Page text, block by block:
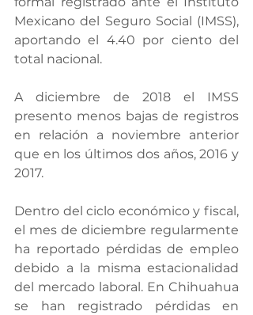
Mexicano del Seguro Social (IMSS),
aportando el 4.40 por ciento del
total nacional.
A diciembre de 2018 el IMSS
presento menos bajas de registros
en relación a noviembre anterior
que en los últimos dos años, 2016 y
2017.
Dentro del ciclo económico y fiscal,
el mes de diciembre regularmente
ha reportado pérdidas de empleo
debido a la misma estacionalidad
del mercado laboral. En Chihuahua
se han registrado pérdidas en